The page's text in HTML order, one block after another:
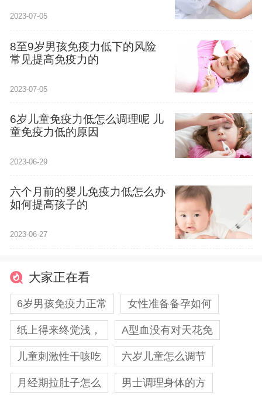
2023-07-05
8至9岁男孩免疫力低下的风险
常见提高免疫力的
2023-07-05
6岁儿童免疫力低怎么调理呢 儿
童免疫力低的原因
2023-06-29
六个月前的婴儿免疫力低怎么办
如何提高孩子的
2023-06-27
大家正在看
6岁男孩免疫力正常 女性准备备孕如何
纸上得来终觉浅， A型血没有对天花免
儿童刺激性干咳吃 六岁儿童怎么调节
月经期拉肚子怎么 男士调理身体的方